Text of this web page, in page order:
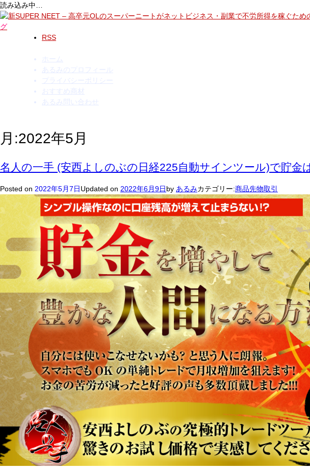
読み込み中…
コ
ン
グ
RSS
ホーム
あるみのプロフィール
プライバシーポリシー
おすすめ商材
あるみ問い合わせ
月:2022年5月
名人の一手 (安西よしのぶの日経225自動サインツール)で貯金
Posted on 2022年5月7日Updated on 2022年6月9日by あるみカテゴリー:商品先物取引